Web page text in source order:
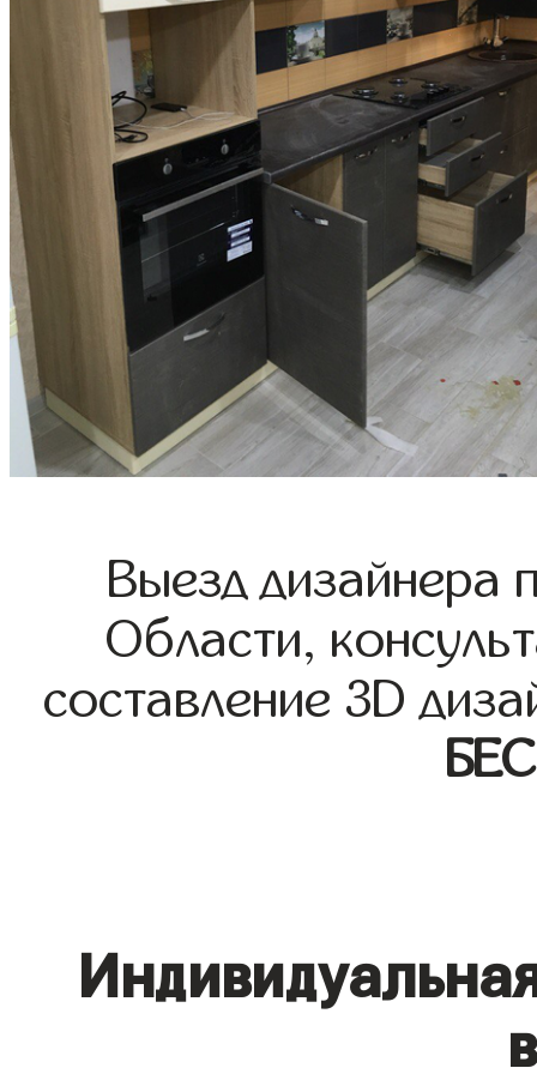
Выезд дизайнера
Области,
составление 3D